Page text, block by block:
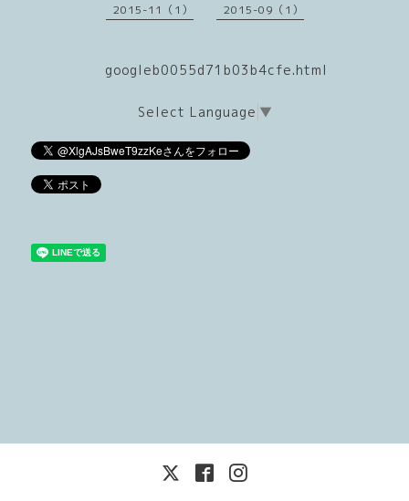
2015-11（1） 2015-09（1）
googleb0055d71b03b4cfe.html
Select Language ▼